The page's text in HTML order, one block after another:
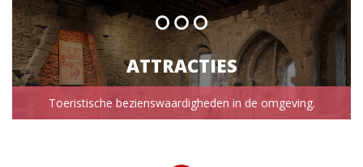
ATTRACTIES
Toeristische bezienswaardigheden in de omgeving.